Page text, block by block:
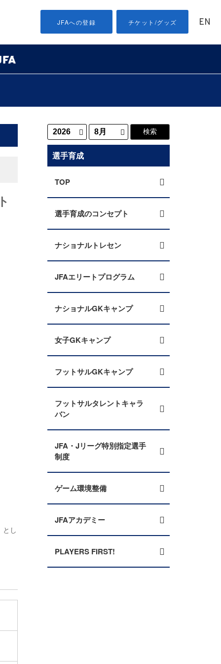
JFAへの登録 チケット/グッズ EN
とし
選手育成
TOP
選手育成のコンセプト
ナショナルトレセン
JFAエリートプログラム
ナショナルGKキャンプ
女子GKキャンプ
フットサルGKキャンプ
フットサルタレントキャラ
バン
JFA・Jリーグ特別指定選手
制度
ゲーム環境整備
JFAアカデミー
PLAYERS FIRST!